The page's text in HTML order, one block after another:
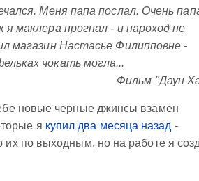
Меня папа послал. Очень
я маклера прогнал - и пароход не
магазин Настасье Филипповне -
чокать могла...
Фильм "Даун
новые черные джинсы взамен
я купил два месяца назад -
их по выходным, но на работе я